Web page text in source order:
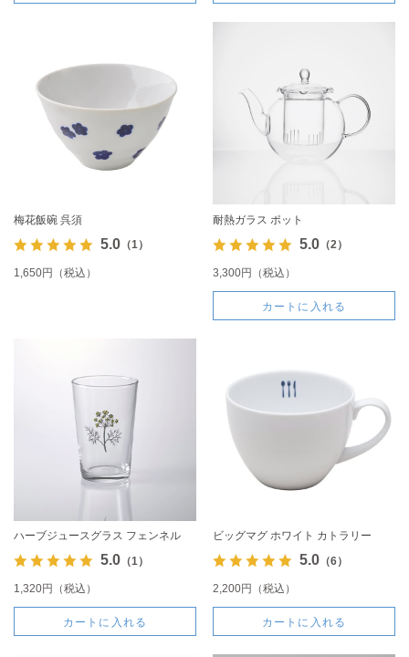
梅花飯碗 呉須
5.0（1）
1,650円（税込）
耐熱ガラス ポット
5.0（2）
3,300円（税込）
カートに入れる
ハーブジュースグラス フェンネル
5.0（1）
1,320円（税込）
カートに入れる
ビッグマグ ホワイト カトラリー
5.0（6）
2,200円（税込）
カートに入れる